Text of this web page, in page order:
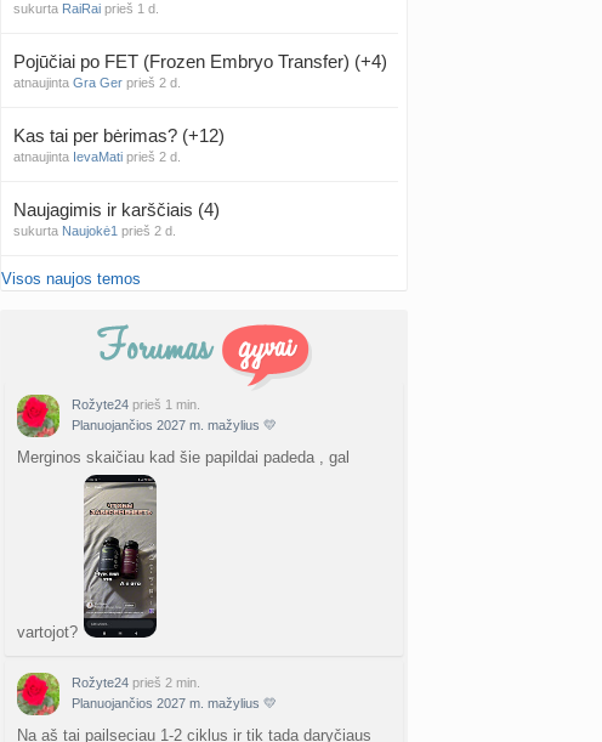
sukurta RaiRai prieš 1 d.
Pojūčiai po FET (Frozen Embryo Transfer) (+4)
atnaujinta Gra Ger prieš 2 d.
Kas tai per bėrimas? (+12)
atnaujinta IevaMati prieš 2 d.
Naujagimis ir karščiais (4)
sukurta Naujokė1 prieš 2 d.
NIPT false positive/false negative patirtys
Ar NIPT tyrimo rezultatai būna klaidingi?
2027 Vasario mėnesio mažyliai
sukurtaVasaris2027 prieš 2 d.
Traumatologai Šiauliuose (2)
Ingri2tii prieš 2 d.
Čakru valymas
siksnyteee prieš 2 d.
atnaujinta gerdinas prieš 3 d.
Kovo mėnesio dvyniai
Visos naujos temos
Rožyte24 prieš 1 min.
Planuojančios 2027 m. mažylius 💛
Merginos skaičiau kad šie papildai padeda , gal
vartojot?
Rožyte24 prieš 2 min.
Planuojančios 2027 m. mažylius 💛
Na aš tai pailseciau 1-2 ciklus ir tik tada daryčiaus